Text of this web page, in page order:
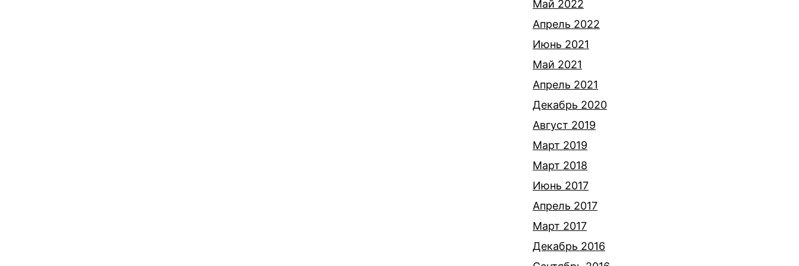
Май 2022
Апрель 2022
Июнь 2021
Май 2021
Апрель 2021
Декабрь 2020
Август 2019
Март 2019
Март 2018
Июнь 2017
Апрель 2017
Март 2017
Декабрь 2016